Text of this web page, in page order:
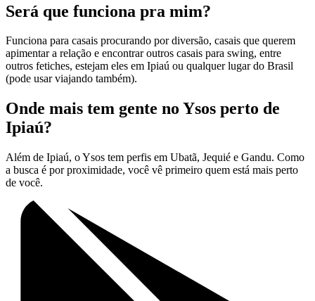
Será que funciona pra mim?
Funciona para casais procurando por diversão, casais que querem
apimentar a relação e encontrar outros casais para swing, entre
outros fetiches, estejam eles em Ipiaú ou qualquer lugar do Brasil
(pode usar viajando também).
Onde mais tem gente no Ysos perto de
Ipiaú?
Além de Ipiaú, o Ysos tem perfis em Ubatã, Jequié e Gandu. Como
a busca é por proximidade, você vê primeiro quem está mais perto
de você.